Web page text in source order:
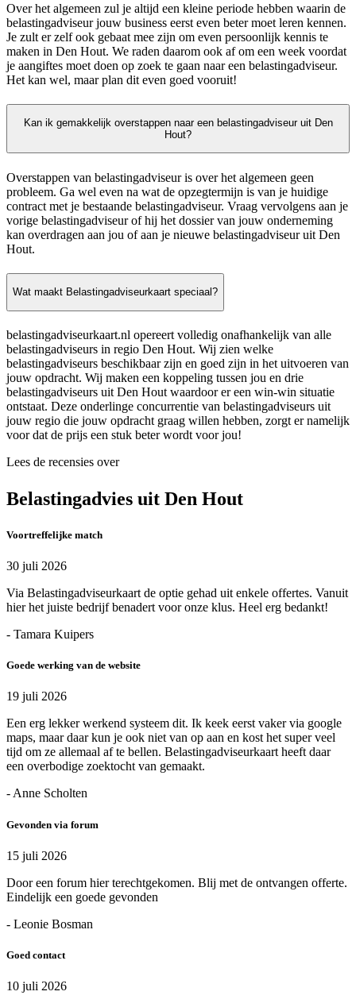
Over het algemeen zul je altijd een kleine periode hebben waarin de
belastingadviseur jouw business eerst even beter moet leren kennen.
Je zult er zelf ook gebaat mee zijn om even persoonlijk kennis te
maken in Den Hout. We raden daarom ook af om een week voordat
je aangiftes moet doen op zoek te gaan naar een belastingadviseur.
Het kan wel, maar plan dit even goed vooruit!
Kan ik gemakkelijk overstappen naar een belastingadviseur uit Den
Hout?
Overstappen van belastingadviseur is over het algemeen geen
probleem. Ga wel even na wat de opzegtermijn is van je huidige
contract met je bestaande belastingadviseur. Vraag vervolgens aan je
vorige belastingadviseur of hij het dossier van jouw onderneming
kan overdragen aan jou of aan je nieuwe belastingadviseur uit Den
Hout.
Wat maakt Belastingadviseurkaart speciaal?
belastingadviseurkaart.nl opereert volledig onafhankelijk van alle
belastingadviseurs in regio Den Hout. Wij zien welke
belastingadviseurs beschikbaar zijn en goed zijn in het uitvoeren van
jouw opdracht. Wij maken een koppeling tussen jou en drie
belastingadviseurs uit Den Hout waardoor er een win-win situatie
ontstaat. Deze onderlinge concurrentie van belastingadviseurs uit
jouw regio die jouw opdracht graag willen hebben, zorgt er namelijk
voor dat de prijs een stuk beter wordt voor jou!
Lees de recensies over
Belastingadvies uit Den Hout
Voortreffelijke match
30 juli 2026
Via Belastingadviseurkaart de optie gehad uit enkele offertes. Vanuit
hier het juiste bedrijf benadert voor onze klus. Heel erg bedankt!
- Tamara Kuipers
Goede werking van de website
19 juli 2026
Een erg lekker werkend systeem dit. Ik keek eerst vaker via google
maps, maar daar kun je ook niet van op aan en kost het super veel
tijd om ze allemaal af te bellen. Belastingadviseurkaart heeft daar
een overbodige zoektocht van gemaakt.
- Anne Scholten
Gevonden via forum
15 juli 2026
Door een forum hier terechtgekomen. Blij met de ontvangen offerte.
Eindelijk een goede gevonden
- Leonie Bosman
Goed contact
10 juli 2026